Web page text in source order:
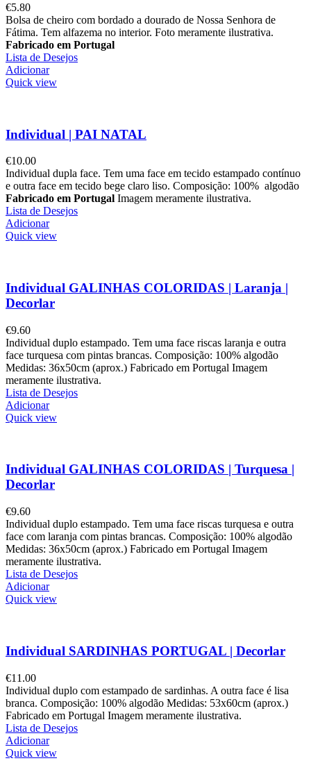
€5.80
Bolsa de cheiro com bordado a dourado de Nossa Senhora de
Fátima. Tem alfazema no interior. Foto meramente ilustrativa.
Fabricado em Portugal
Lista de Desejos
Adicionar
Quick view
Individual | PAI NATAL
€10.00
Individual dupla face. Tem uma face em tecido estampado contínuo
e outra face em tecido bege claro liso. Composição: 100% algodão
Fabricado em Portugal Imagem meramente ilustrativa.
Lista de Desejos
Adicionar
Quick view
Individual GALINHAS COLORIDAS | Laranja |
Decorlar
€9.60
Individual duplo estampado. Tem uma face riscas laranja e outra
face turquesa com pintas brancas. Composição: 100% algodão
Medidas: 36x50cm (aprox.) Fabricado em Portugal Imagem
meramente ilustrativa.
Lista de Desejos
Adicionar
Quick view
Individual GALINHAS COLORIDAS | Turquesa |
Decorlar
€9.60
Individual duplo estampado. Tem uma face riscas turquesa e outra
face com laranja com pintas brancas. Composição: 100% algodão
Medidas: 36x50cm (aprox.) Fabricado em Portugal Imagem
meramente ilustrativa.
Lista de Desejos
Adicionar
Quick view
Individual SARDINHAS PORTUGAL | Decorlar
€11.00
Individual duplo com estampado de sardinhas. A outra face é lisa
branca. Composição: 100% algodão Medidas: 53x60cm (aprox.)
Fabricado em Portugal Imagem meramente ilustrativa.
Lista de Desejos
Adicionar
Quick view